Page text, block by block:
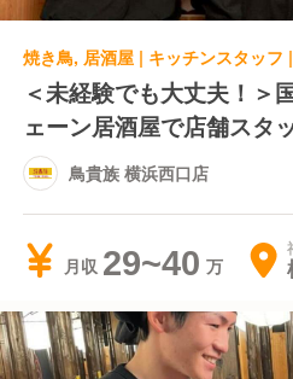
焼き鳥, 居酒屋 | キッチンスタッフ
＜未経験でも大丈夫！＞
ェーン居酒屋で店舗スタ
鳥貴族 横浜西口店
月収 29~40